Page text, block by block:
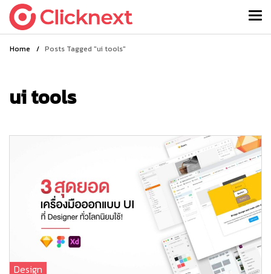
Home / Posts Tagged "ui tools"
ui tools
Design